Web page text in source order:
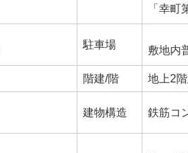
「幸
駐車場 敷地内
階建/階 地上2
建物構造 鉄筋コ